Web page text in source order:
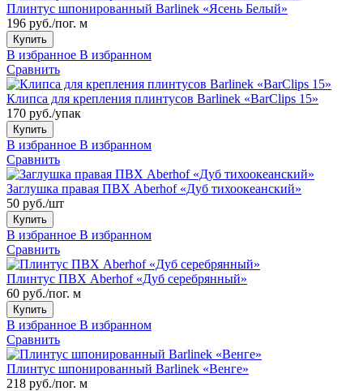
Плинтус шпонированный Barlinek «Ясень Белый»
196 руб./пог. м
Купить
В избранное В избранном
Сравнить
Клипса для крепления плинтусов Barlinek «BarClips 15»
170 руб./упак
Купить
В избранное В избранном
Сравнить
Заглушка правая ПВХ Aberhof «Дуб тихоокеанский»
50 руб./шт
Купить
В избранное В избранном
Сравнить
Плинтус ПВХ Aberhof «Дуб серебрянный»
60 руб./пог. м
Купить
В избранное В избранном
Сравнить
Плинтус шпонированный Barlinek «Венге»
218 руб./пог. м